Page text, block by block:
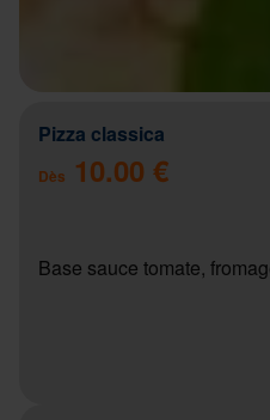
Pizza classica
Dès 10.00 €
Base sauce tomate,